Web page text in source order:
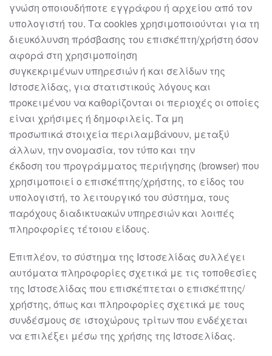
γνώση οποιουδήποτε εγγράφου ή αρχείου από τον
υπολογιστή του. Τα cookies χρησιμοποιούνται για τη
διευκόλυνση πρόσβασης του επισκέπτη/χρήστη όσον
αφορά στη χρησιμοποίηση
συγκεκριμένων υπηρεσιών ή και σελίδων της
Ιστοσελίδας, για στατιστικούς λόγους και
προκειμένου να καθορίζονται οι περιοχές οι οποίες
είναι χρήσιμες ή δημοφιλείς. Τα μη
προσωπικά στοιχεία περιλαμβάνουν, μεταξύ
άλλων, την ονομασία, τον τύπο και την
έκδοση του προγράμματος περιήγησης (browser) που
χρησιμοποιεί ο επισκέπτης/χρήστης, το είδος του
υπολογιστή, το λειτουργικό του σύστημα, τους
παρόχους διαδικτυακών υπηρεσιών και λοιπές
πληροφορίες τέτοιου είδους.
Επιπλέον, το σύστημα της Ιστοσελίδας συλλέγει
αυτόματα πληροφορίες σχετικά με τις τοποθεσίες
της Ιστοσελίδας που επισκέπτεται ο επισκέπτης/
χρήστης, όπως και πληροφορίες σχετικά με τους
συνδέσμους σε ιστοχώρους τρίτων που ενδέχεται
να επιλέξει μέσω της χρήσης της Ιστοσελίδας.